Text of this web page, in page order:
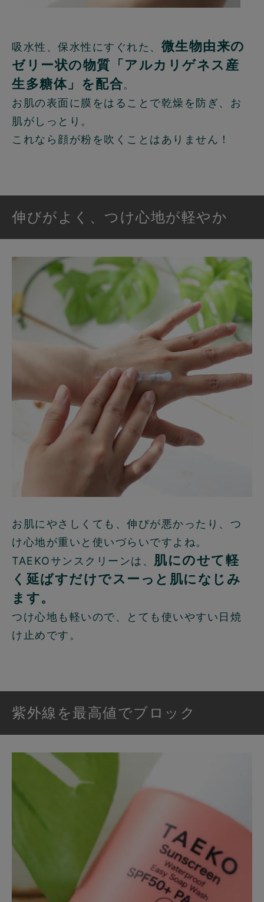
吸水性、保水性にすぐれた、 微生物由来の
ゼリー状の物質「アルカリゲネス産
生多糖体」を配合。
お肌の表面に膜をはることで乾燥を防ぎ、お
肌がしっとり。
これなら顔が粉を吹くことはありません！
伸びがよく、つけ心地が軽やか
お肌にやさしくても、伸びが悪かったり、つ
け心地が重いと使いづらいですよね。
TAEKOサンスクリーンは、 肌にのせて軽
く延ばすだけでスーっと肌になじみ
ます。
つけ心地も軽いので、とても使いやすい日焼
け止めです。
紫外線を最高値でブロック